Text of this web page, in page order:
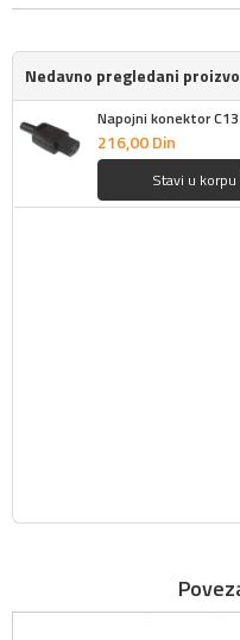
Nedavno pregledani
Napojni konektor
216,00Din
Stavi u korpu